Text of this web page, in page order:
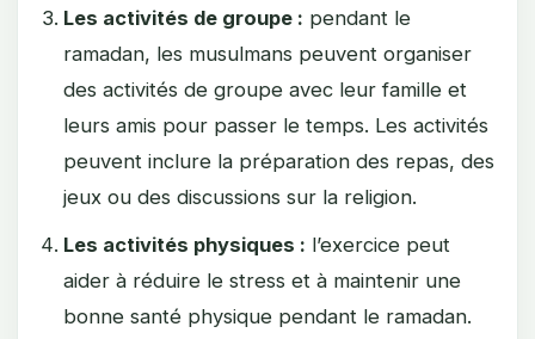
Les activités de groupe : pendant le
ramadan, les musulmans peuvent organiser
des activités de groupe avec leur famille et
leurs amis pour passer le temps. Les activités
peuvent inclure la préparation des repas, des
jeux ou des discussions sur la religion.
Les activités physiques : l’exercice peut
aider à réduire le stress et à maintenir une
bonne santé physique pendant le ramadan.